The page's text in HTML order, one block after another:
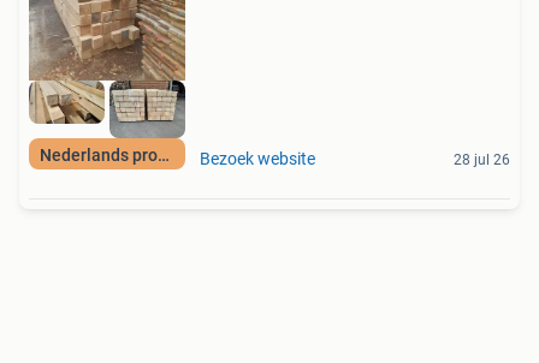
Nederlands product Bezoek website 28 jul 26